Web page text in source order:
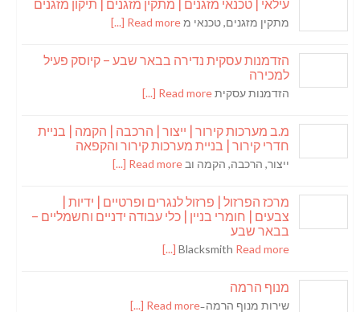
עילאי | טכנאי מזגנים | מתקין מזגנים | תיקון מזגנים
מתקין מזגנים, טכנאי מRead more [...]
הזדמנות עסקית נדירה בבאר שבע – קיוסק פעיל
למכירה
הזדמנות עסקיתRead more [...]
מ.ב מערכות קירור | ייצור | הרכבה | הקמה | בניית
חדרי קירור | בניית מערכות קירור והקפאה
ייצור, הרכבה, הקמה וב Read more [...]
מרכז הפרזול | פרזול לנגרים ופרטיים | ידיות |
צבעים | חומרי בניין | כלי עבודה ידניים וחשמליים –
בבאר שבע
Blacksmith Read more [...]
מנוף הרמה
שירות מנוף הרמה ̵Read more [...]